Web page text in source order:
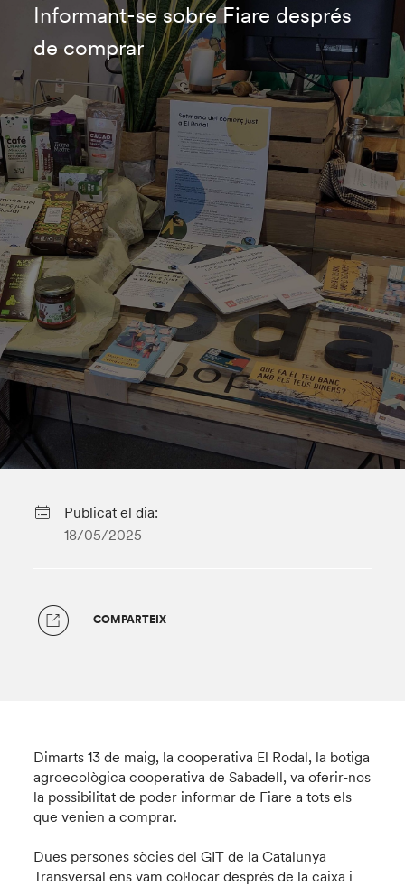
Informant-se sobre Fiare després
de comprar
Publicat el dia:
18/05/2025
COMPARTEIX
Dimarts 13 de maig, la cooperativa El Rodal, la botiga
agroecològica cooperativa de Sabadell, va oferir-nos
la possibilitat de poder informar de Fiare a tots els
que venien a comprar.
Dues persones sòcies del GIT de la Catalunya
Transversal ens vam col·locar després de la caixa i